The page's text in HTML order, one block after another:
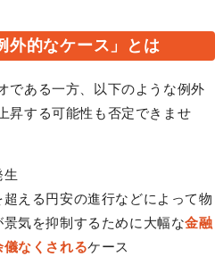
外的なケース」とは
である一方、以下のような例外
昇する可能性も否定できませ
生
える円安の進行などによって物
気を抑制するために大幅な金融
儀なくされるケース